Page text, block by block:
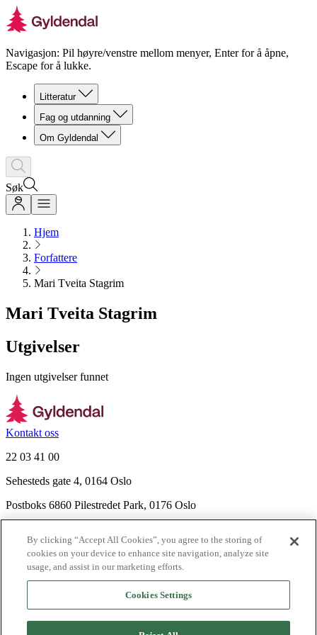
Navigasjon: Pil høyre/venstre mellom menyer, Enter for å åpne,
Escape for å lukke.
Litteratur
Fag og utdanning
Om Gyldendal
Søk
Hjem
Forfattere
Mari Tveita Stagrim
Mari Tveita Stagrim
Utgivelser
Ingen utgivelser funnet
Kontakt oss
22 03 41 00
Sehesteds gate 4, 0164 Oslo
Postboks 6860 Pilestredet Park, 0176 Oslo
Nyhetsbrev
Ledige stillinger
Send inn manus
By clicking “Accept All Cookies”, you agree to the storing of
cookies on your device to enhance site navigation, analyze site
usage, and assist in our marketing efforts.
Cookies Settings